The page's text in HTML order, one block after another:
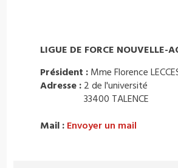
LIGUE DE FORCE NOUVELLE-
Président : Mme Florence
Adresse : 2 de l'université
33400 TALENCE
Mail : Envoyer un mail